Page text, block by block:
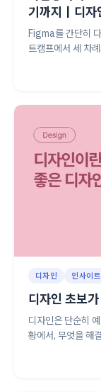
기까지｜디자
Figma를 간단히
트캠프에서 세 차
디자인 인사이트
디자인 초보
디자인은 단순히
황에서, 무엇을 해